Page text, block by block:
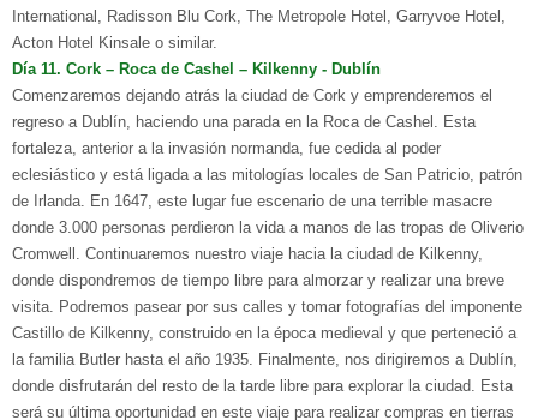
International, Radisson Blu Cork, The Metropole Hotel, Garryvoe Hotel,
Acton Hotel Kinsale o similar.
Día 11. Cork – Roca de Cashel – Kilkenny - Dublín
Comenzaremos dejando atrás la ciudad de Cork y emprenderemos el
regreso a Dublín, haciendo una parada en la Roca de Cashel. Esta
fortaleza, anterior a la invasión normanda, fue cedida al poder
eclesiástico y está ligada a las mitologías locales de San Patricio, patrón
de Irlanda. En 1647, este lugar fue escenario de una terrible masacre
donde 3.000 personas perdieron la vida a manos de las tropas de Oliverio
Cromwell. Continuaremos nuestro viaje hacia la ciudad de Kilkenny,
donde dispondremos de tiempo libre para almorzar y realizar una breve
visita. Podremos pasear por sus calles y tomar fotografías del imponente
Castillo de Kilkenny, construido en la época medieval y que perteneció a
la familia Butler hasta el año 1935. Finalmente, nos dirigiremos a Dublín,
donde disfrutarán del resto de la tarde libre para explorar la ciudad. Esta
será su última oportunidad en este viaje para realizar compras en tierras